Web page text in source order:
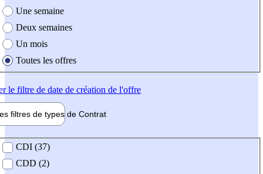
Une semaine
Deux semaines
Un mois
Toutes les offres
le filtre de date de création de l'offre
filtres de types de Contrat
contrat
CDI (37)
CDD (2)